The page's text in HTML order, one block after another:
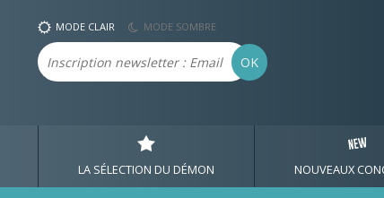
Les lots remportés par
MODE CLAIR MODE SOMBRE
Email OK
LA SÉLECTION DU DÉMON NOUVEAUX